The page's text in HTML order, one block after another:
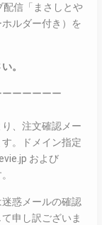
信「まさしとや
ルダー付き）を
。
ーーーーー
、注文確認メー
。ドメイン指定
および
惑メールの確認
申し訳ございま